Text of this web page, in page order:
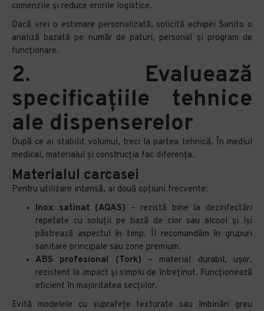
comenzile și reduce erorile logistice.
Dacă vrei o estimare personalizată, solicită echipei Sanito o
analiză bazată pe număr de paturi, personal și program de
funcționare.
2. Evaluează
specificațiile tehnice
ale dispenserelor
După ce ai stabilit volumul, treci la partea tehnică. În mediul
medical, materialul și construcția fac diferența.
Materialul carcasei
Pentru utilizare intensă, ai două opțiuni frecvente:
Inox satinat (AQAS) – rezistă bine la dezinfectări
repetate cu soluții pe bază de clor sau alcool și își
păstrează aspectul în timp. Îl recomandăm în grupuri
sanitare principale sau zone premium.
ABS profesional (Tork) – material durabil, ușor,
rezistent la impact și simplu de întreținut. Funcționează
eficient în majoritatea secțiilor.
Evită modelele cu suprafețe texturate sau îmbinări greu